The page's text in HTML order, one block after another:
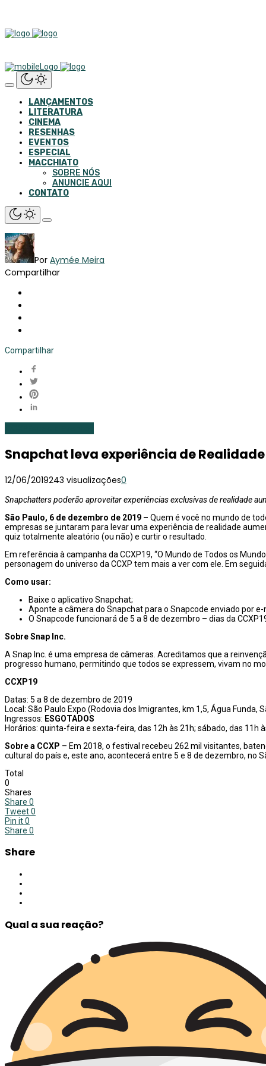
LANÇAMENTOS
LITERATURA
CINEMA
RESENHAS
EVENTOS
ESPECIAL
MACCHIATO
SOBRE NÓS
ANUNCIE AQUI
CONTATO
Por Aymée Meira
Compartilhar
Compartilhar
Snapchat leva experiência de
12/06/2019243 visualizações0
Snapchatters poderão aproveitar experiências exclusivas de realidade
São Paulo, 6 de dezembro de 2019 – Quem é você no mundo de
empresas se juntaram para levar uma experiência de realidade
quiz totalmente aleatório (ou não) e curtir o resultado.
Em referência à campanha da CCXP19, “O Mundo de Todos os
personagem do universo da CCXP tem mais a ver com ele. Em
Como usar:
Baixe o aplicativo Snapchat;
Aponte a câmera do Snapchat para o Snapcode enviado por
O Snapcode funcionará de 5 a 8 de dezembro – dias da
Sobre Snap Inc.
A Snap Inc. é uma empresa de câmeras. Acreditamos que a
progresso humano, permitindo que todos se expressem, vivam no
CCXP19
Datas: 5 a 8 de dezembro de 2019
Local: São Paulo Expo (Rodovia dos Imigrantes, km 1,5, Água Funda,
Ingressos: ESGOTADOS
Horários: quinta-feira e sexta-feira, das 12h às 21h; sábado, das 11h
Sobre a CCXP – Em 2018, o festival recebeu 262 mil visitantes,
cultural do país e, este ano, acontecerá entre 5 e 8 de dezembro, no
Total
0
Shares
Share 0
Tweet0
Pin it0
Share 0
Share
Qual a sua reação?